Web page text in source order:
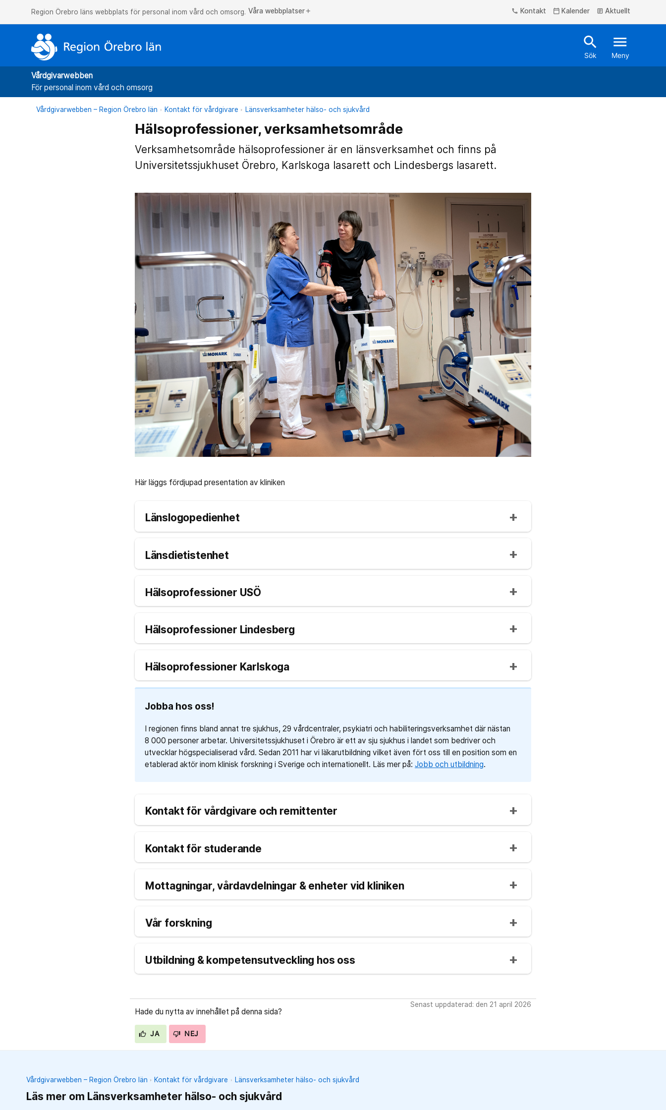
Region Örebro läns webbplats för personal inom vård och omsorg. Våra webbplatser add phone Kontakt calendar_today Kalender article Aktuellt
search
Sök
menu
Meny
Vårdgivarwebben
För personal inom vård och omsorg
Vårdgivarwebben – Region Örebro län Kontakt för vårdgivare Länsverksamheter hälso- och sjukvård
Hälsoprofessioner, verksamhetsområde
Verksamhetsområde hälsoprofessioner är en länsverksamhet och finns på
Universitetssjukhuset Örebro, Karlskoga lasarett och Lindesbergs lasarett.
Här läggs fördjupad presentation av kliniken
Länslogopedienhet
Länsdietistenhet
Hälsoprofessioner USÖ
Hälsoprofessioner Lindesberg
Hälsoprofessioner Karlskoga
Jobba hos oss!
I regionen finns bland annat tre sjukhus, 29 vårdcentraler, psykiatri och habiliteringsverksamhet där nästan
8 000 personer arbetar. Universitetssjukhuset i Örebro är ett av sju sjukhus i landet som bedriver och
utvecklar högspecialiserad vård. Sedan 2011 har vi läkarutbildning vilket även fört oss till en position som en
etablerad aktör inom klinisk forskning i Sverige och internationellt. Läs mer på: Jobb och utbildning.
Kontakt för vårdgivare och remittenter
Kontakt för studerande
Mottagningar, vårdavdelningar & enheter vid kliniken
Vår forskning
Utbildning & kompetensutveckling hos oss
Hade du nytta av innehållet på denna sida?
JA NEJ
Senast uppdaterad: den 21 april 2026
Vårdgivarwebben – Region Örebro län Kontakt för vårdgivare Länsverksamheter hälso- och sjukvård
Läs mer om Länsverksamheter hälso- och sjukvård